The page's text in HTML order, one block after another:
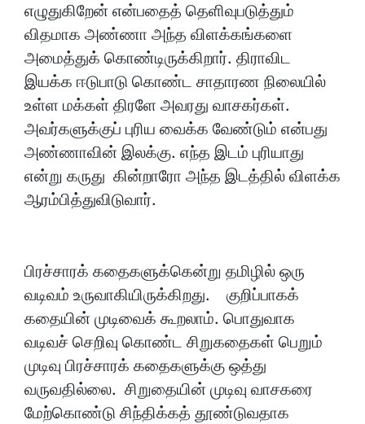
எழுதுகிறேன் என்பதைத் தெளிவுபடுத்தும்
விதமாக அண்ணா அந்த விளக்கங்களை
அமைத்துக் கொண்டிருக்கிறார். திராவிட
இயக்க ஈடுபாடு கொண்ட சாதாரண நிலையில்
உள்ள மக்கள் திரளே அவரது வாசகர்கள்.
அவர்களுக்குப் புரிய வைக்க வேண்டும் என்பது
அண்ணாவின் இலக்கு. எந்த இடம் புரியாது
என்று கருது கின்றாரோ அந்த இடத்தில் விளக்க
ஆரம்பித்துவிடுவார்.
பிரச்சாரக் கதைகளுக்கென்று தமிழில் ஒரு
வடிவம் உருவாகியிருக்கிறது. குறிப்பாகக்
கதையின் முடிவைக் கூறலாம். பொதுவாக
வடிவச் செறிவு கொண்ட சிறுகதைகள் பெறும்
முடிவு பிரச்சாரக் கதைகளுக்கு ஒத்து
வருவதில்லை. சிறுதையின் முடிவு வாசகரை
மேற்கொண்டு சிந்திக்கத் தூண்டுவதாக